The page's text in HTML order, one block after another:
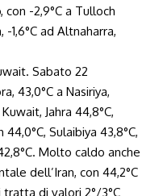
-2,9°C a Tulloch
1,6°C ad Altnaharra,
Sabato 22
43,0°C a Nasiriya,
Jahra 44,8°C,
Sulaibiya 43,8°C,
Molto caldo anche
dell’Iran, con 44,2°C
tratta di valori 2°/3°C